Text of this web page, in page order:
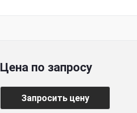
Цена по запросу
Запросить цену